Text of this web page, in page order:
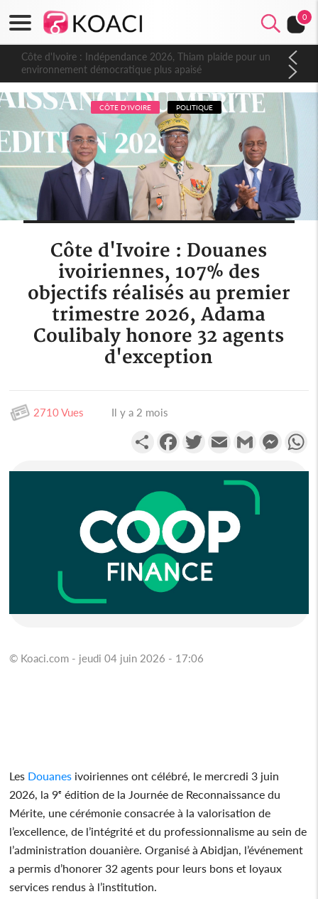
0
Côte d'Ivoire : Indépendance 2026, Thiam plaide pour un
environnement démocratique plus apaisé
CÔTE D'IVOIRE POLITIQUE
Côte d'Ivoire : Douanes
ivoiriennes, 107% des
objectifs réalisés au premier
trimestre 2026, Adama
Coulibaly honore 32 agents
d'exception
2710 Vues Il y a 2 mois
PartagerFacebookTwitterEmail Gmail
© Koaci.com - jeudi 04 juin 2026 - 17:06
Les Douanes ivoiriennes ont célébré, le mercredi 3 juin
2026, la 9ᵉ édition de la Journée de Reconnaissance du
Mérite, une cérémonie consacrée à la valorisation de
l’excellence, de l’intégrité et du professionnalisme au sein de
l’administration douanière. Organisé à Abidjan, l’événement
a permis d’honorer 32 agents pour leurs bons et loyaux
services rendus à l’institution.